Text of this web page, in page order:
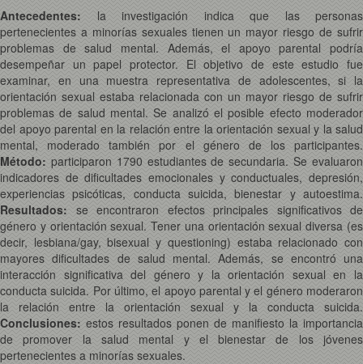
Antecedentes: la investigación indica que las personas
pertenecientes a minorías sexuales tienen un mayor riesgo de sufrir
problemas de salud mental. Además, el apoyo parental podría
desempeñar un papel protector. El objetivo de este estudio fue
examinar, en una muestra representativa de adolescentes, si la
orientación sexual estaba relacionada con un mayor riesgo de sufrir
problemas de salud mental. Se analizó el posible efecto moderador
del apoyo parental en la relación entre la orientación sexual y la salud
mental, moderado también por el género de los participantes.
Método: participaron 1790 estudiantes de secundaria. Se evaluaron
indicadores de dificultades emocionales y conductuales, depresión,
experiencias psicóticas, conducta suicida, bienestar y autoestima.
Resultados: se encontraron efectos principales significativos de
género y orientación sexual. Tener una orientación sexual diversa (es
decir, lesbiana/gay, bisexual y questioning) estaba relacionado con
mayores dificultades de salud mental. Además, se encontró una
interacción significativa del género y la orientación sexual en la
conducta suicida. Por último, el apoyo parental y el género moderaron
la relación entre la orientación sexual y la conducta suicida.
Conclusiones: estos resultados ponen de manifiesto la importancia
de promover la salud mental y el bienestar de los jóvenes
pertenecientes a minorías sexuales.